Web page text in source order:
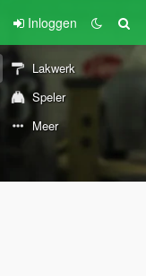
Inloggen
Lakwerk
Speler
Meer